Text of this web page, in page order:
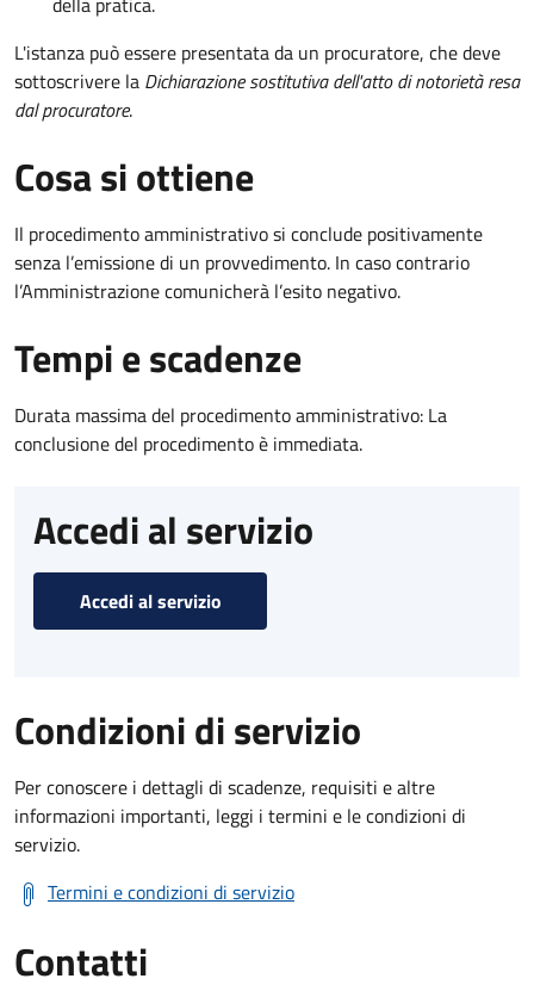
L'istanza può essere presentata da un procuratore, che deve
sottoscrivere la Dichiarazione sostitutiva dell'atto di notorietà resa
dal procuratore.
Cosa si ottiene
Il procedimento amministrativo si conclude positivamente
senza l’emissione di un provvedimento. In caso contrario
l’Amministrazione comunicherà l’esito negativo.
Tempi e scadenze
Durata massima del procedimento amministrativo: La
conclusione del procedimento è immediata.
Accedi al servizio
Accedi al servizio
Condizioni di servizio
Per conoscere i dettagli di scadenze, requisiti e altre
informazioni importanti, leggi i termini e le condizioni di
servizio.
Termini e condizioni di servizio
Contatti